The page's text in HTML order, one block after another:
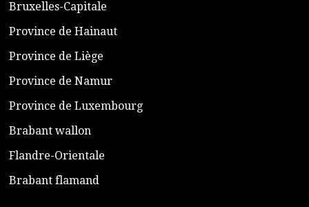
​Bruxelles-Capitale
​Province de Hainaut
Province de Liège
​Province de Namur
​Province de Luxembourg
​Brabant wallon
​Flandre-Orientale
​Brabant flamand